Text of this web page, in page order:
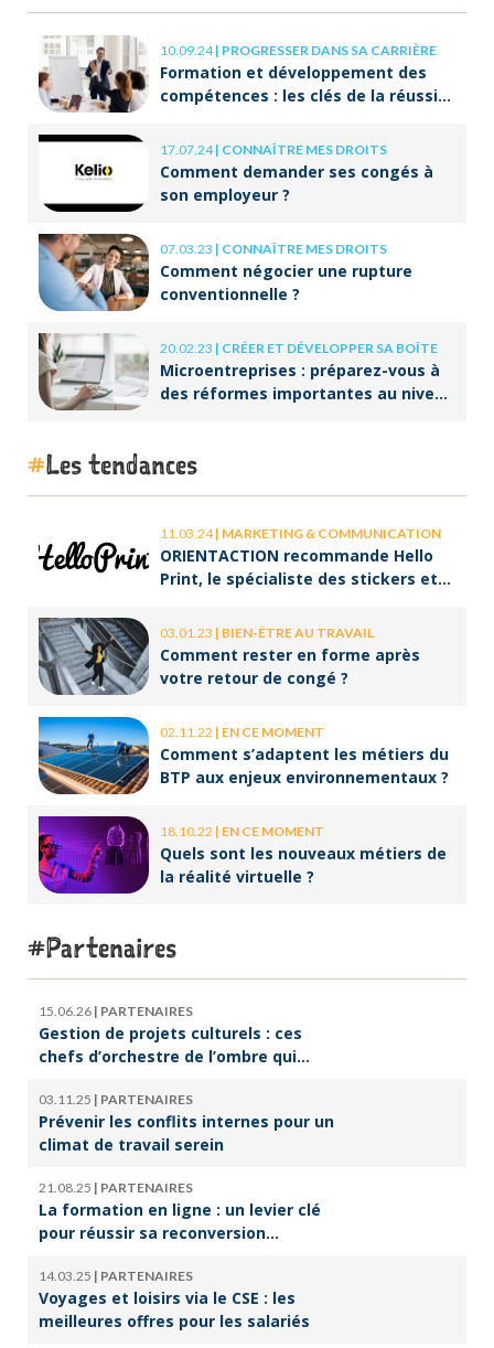
10.09.24| PROGRESSER DANS SA CARRIÈRE
Formation et développement des
compétences : les clés de la réussite
17.07.24| CONNAÎTRE MES DROITS
Comment demander ses congés à
son employeur ?
07.03.23 | CONNAÎTRE MES DROITS
Comment négocier une rupture
conventionnelle ?
20.02.23 | CRÉER ET DÉVELOPPER SA BOÎTE
Microentreprises : préparez-vous à
des réformes importantes au niveau
Les tendances
11.03.24| MARKETING & COMMUNICATION
ORIENTACTION recommande Hello
Print, le spécialiste des stickers et
03.01.23 | BIEN-ÊTRE AU TRAVAIL
Comment rester en forme après
votre retour de congé ?
02.11.22 | EN CE MOMENT
Comment s’adaptent les métiers du
BTP aux enjeux environnementaux ?
18.10.22 | EN CE MOMENT
Quels sont les nouveaux métiers de
la réalité virtuelle ?
Partenaires
15.06.26 | PARTENAIRES
Gestion de projets culturels : ces
chefs d’orchestre de l’ombre qui
03.11.25 | PARTENAIRES
Prévenir les conflits internes pour un
climat de travail serein
21.08.25 | PARTENAIRES
La formation en ligne : un levier clé
pour réussir sa reconversion
14.03.25 | PARTENAIRES
Voyages et loisirs via le CSE : les
meilleures offres pour les salariés